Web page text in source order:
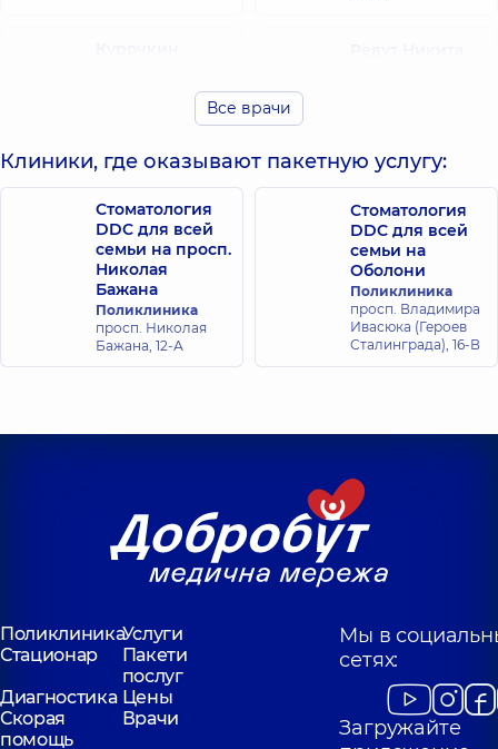
Святославович
11 лет опыта
Картавцев
Станислав
Сергеевич
Стоматолог-
ортопед;
Стоматолог-
хирург,10 лет
опыта
Все врачи
Клиники, где оказывают пакетную услугу:
Стоматология
DDC для всей
семьи на просп.
Николая
Бажана
Поликлиника
просп. Николая
Бажана, 12-А
Стоматология
DDC для всей
семьи на
Оболони
Поликлиника
просп. Владимира
Ивасюка (Героев
Сталинграда), 16-В
ПоликлиникаУслуги
Стационар
Пакети
послуг
Диагностика Цены
Скорая
помощь
Врачи
Мы в
сетях:
Загружайте